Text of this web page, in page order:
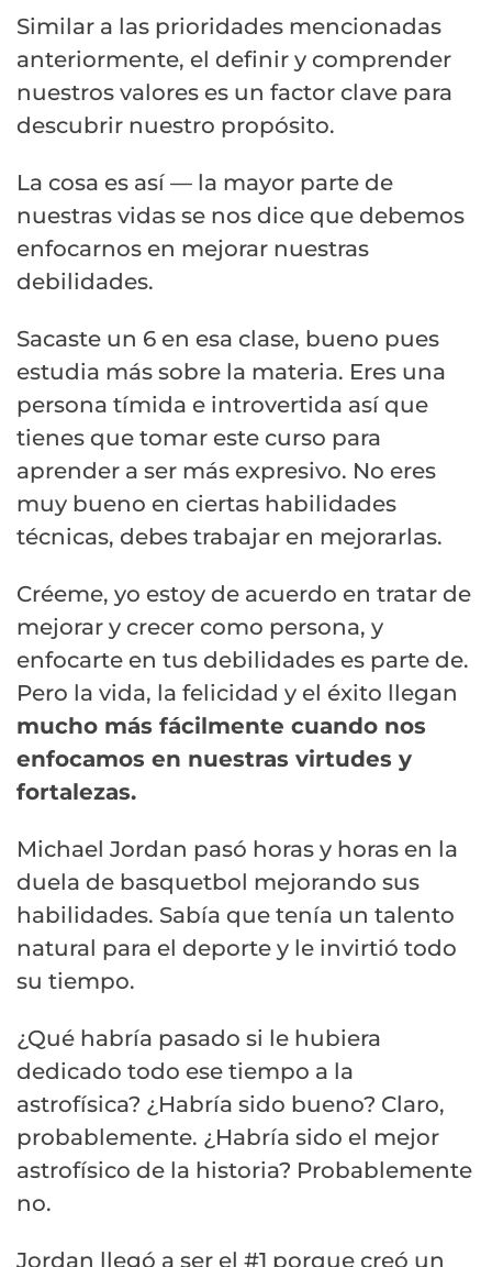
Similar a las prioridades mencionadas
anteriormente, el definir y comprender
nuestros valores es un factor clave para
descubrir nuestro propósito.
La cosa es así — la mayor parte de
nuestras vidas se nos dice que debemos
enfocarnos en mejorar nuestras
debilidades.
Sacaste un 6 en esa clase, bueno pues
estudia más sobre la materia. Eres una
persona tímida e introvertida así que
tienes que tomar este curso para
aprender a ser más expresivo. No eres
muy bueno en ciertas habilidades
técnicas, debes trabajar en mejorarlas.
Créeme, yo estoy de acuerdo en tratar de
mejorar y crecer como persona, y
enfocarte en tus debilidades es parte de.
Pero la vida, la felicidad y el éxito llegan
mucho más fácilmente cuando nos
enfocamos en nuestras virtudes y
fortalezas.
Michael Jordan pasó horas y horas en la
duela de basquetbol mejorando sus
habilidades. Sabía que tenía un talento
natural para el deporte y le invirtió todo
su tiempo.
¿Qué habría pasado si le hubiera
dedicado todo ese tiempo a la
astrofísica? ¿Habría sido bueno? Claro,
probablemente. ¿Habría sido el mejor
astrofísico de la historia? Probablemente
no.
Jordan llegó a ser el #1 porque creó un